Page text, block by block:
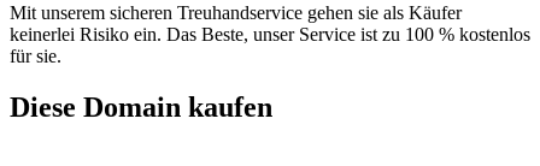
Mit unserem sicheren Treuhandservice gehen sie als Käufer
keinerlei Risiko ein. Das Beste, unser Service ist zu 100 % kostenlos
für sie.
Diese Domain kaufen